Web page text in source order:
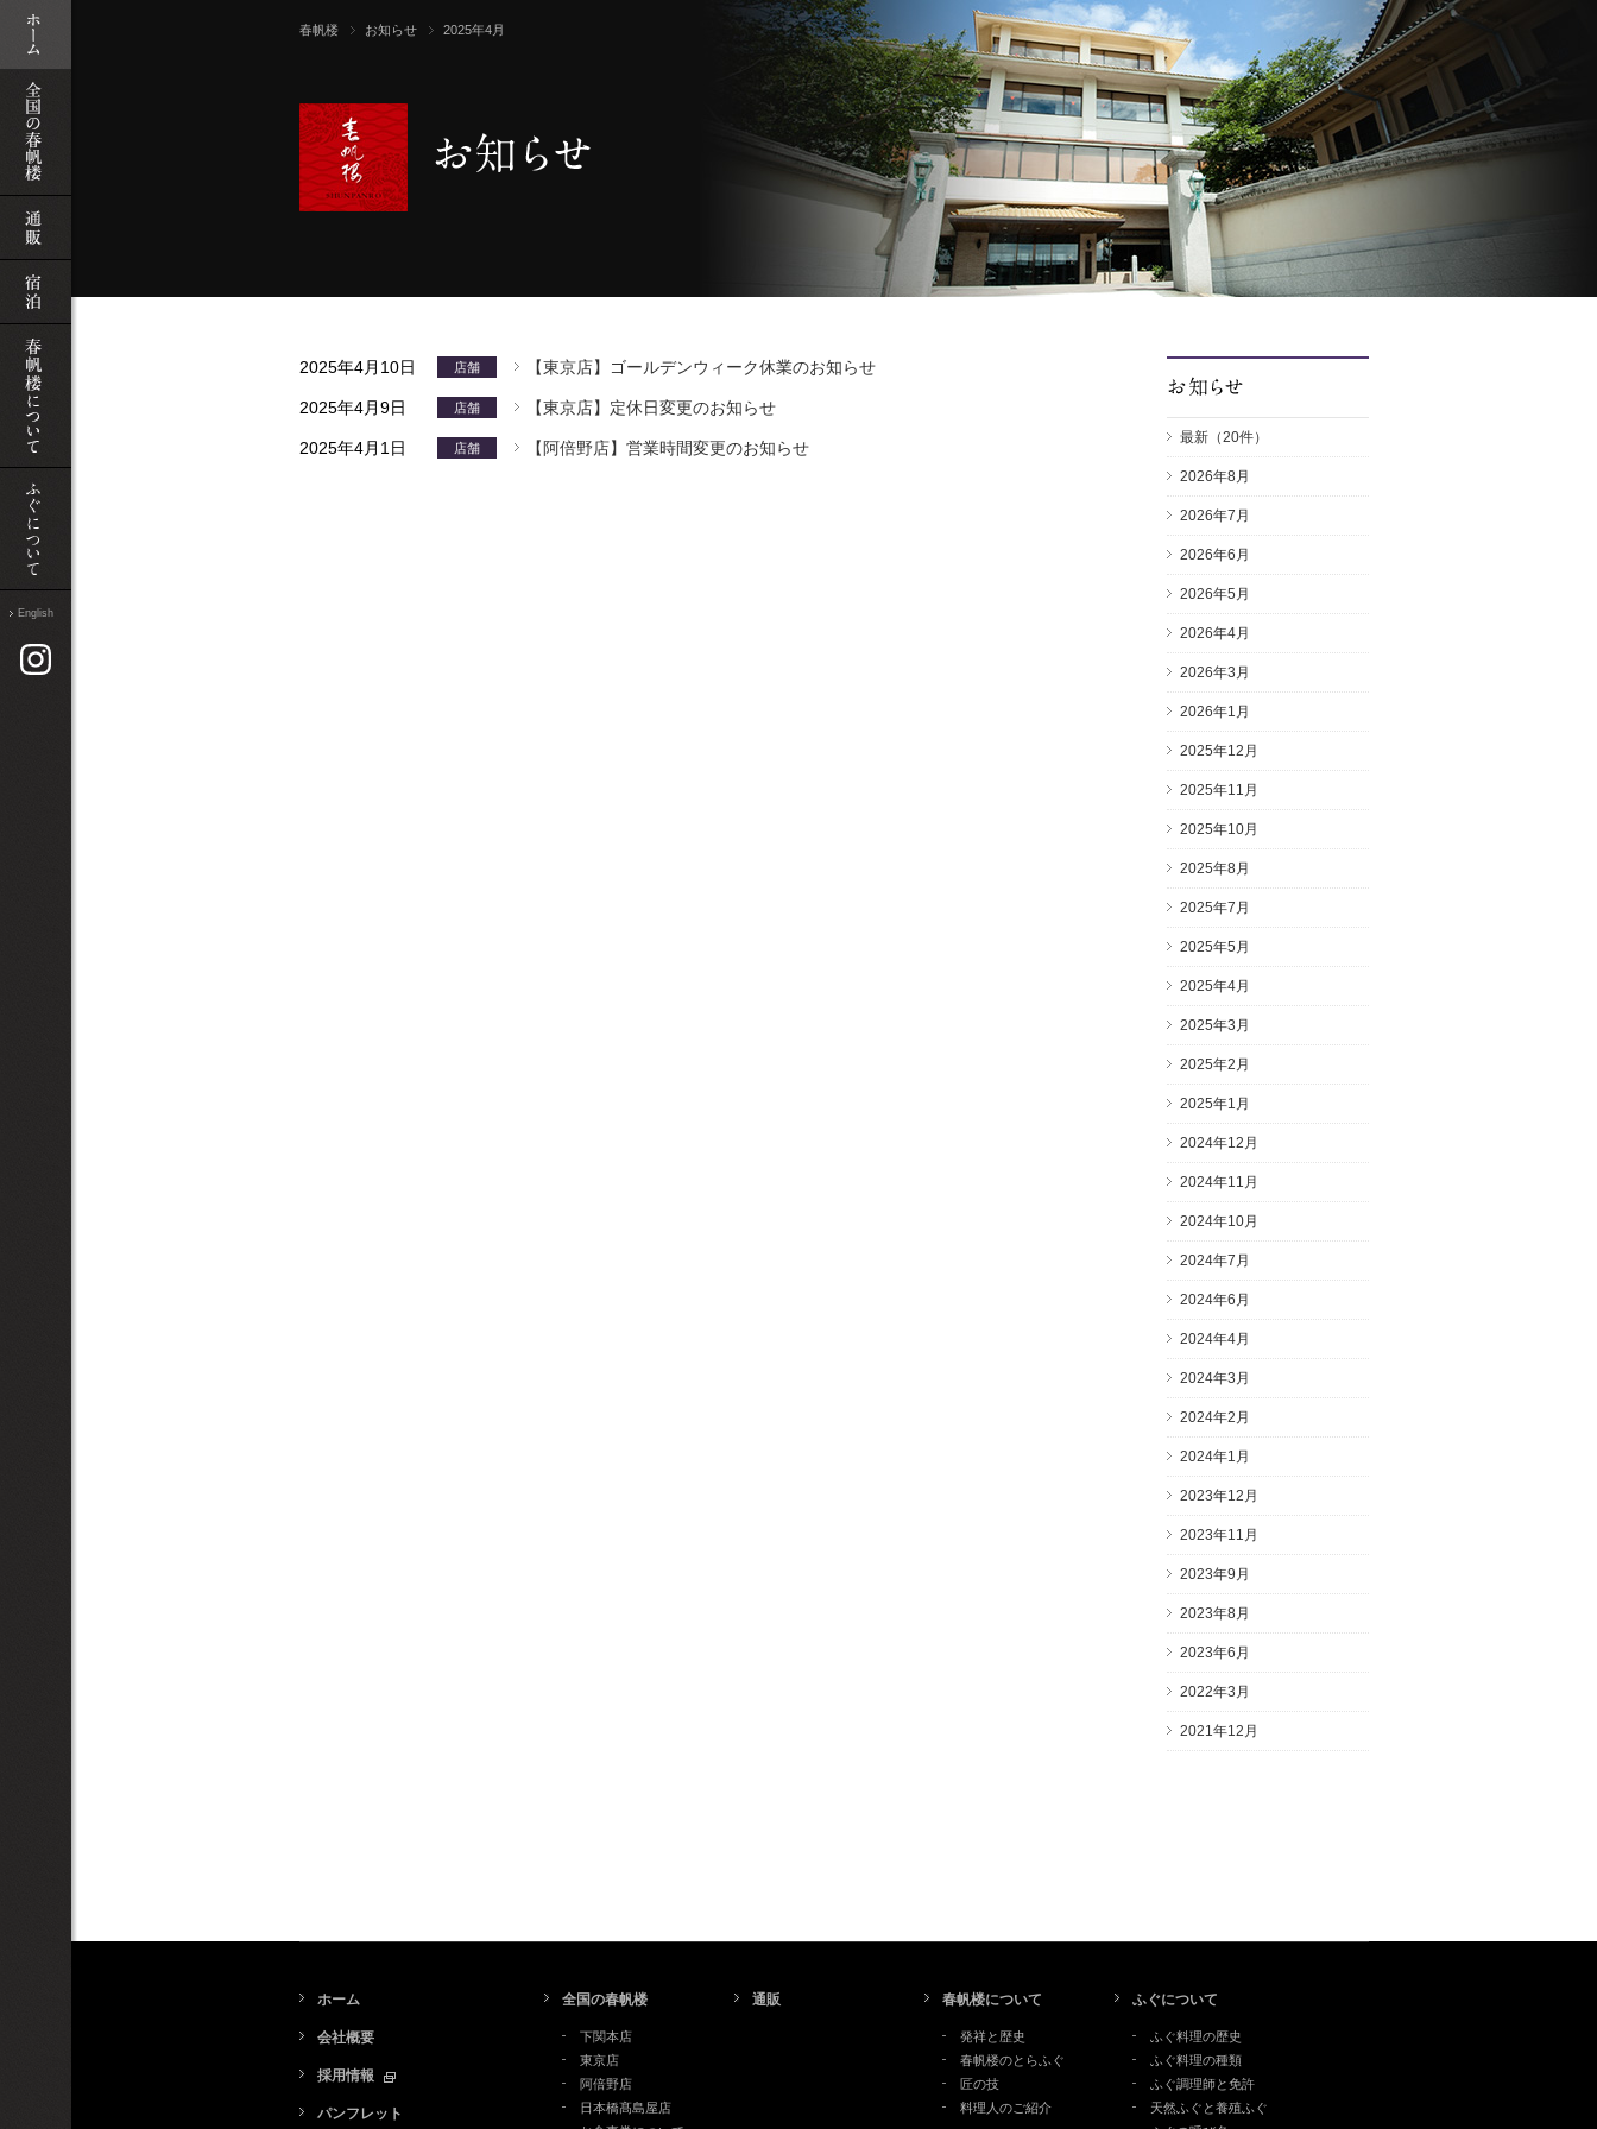
春帆楼 お知らせ 2025年4月
2025年4月10日 店舗 【東京店】ゴールデンウィーク休業のお知らせ
2025年4月9日 店舗 【東京店】定休日変更のお知らせ
2025年4月1日 店舗 【阿倍野店】営業時間変更のお知らせ
最新（20件）
2026年8月
2026年7月
2026年6月
2026年5月
2026年4月
2026年3月
2026年1月
2025年12月
2025年11月
2025年10月
2025年8月
2025年7月
2025年5月
2025年4月
2025年3月
2025年2月
2025年1月
2024年12月
2024年11月
2024年10月
2024年7月
2024年6月
2024年4月
2024年3月
2024年2月
2024年1月
2023年12月
2023年11月
2023年9月
2023年8月
2023年6月
2022年3月
2021年12月
ホーム
会社概要
採用情報
パンフレット
全国の春帆楼
下関本店
東京店
阿倍野店
日本橋髙島屋店
通販 春帆楼について
発祥と歴史
春帆楼のとらふぐ
匠の技
料理人のご紹介
ふぐについて
ふぐ料理の歴史
ふぐ料理の種類
ふぐ調理師と免許
天然ふぐと養殖ふぐ
ふぐ
English